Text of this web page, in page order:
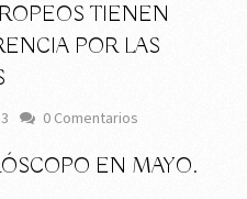
TIENEN
POR LAS
0 Comentarios
EN MAYO.